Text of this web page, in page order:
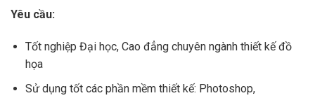
Yêu cầu:
Tốt nghiệp Đại học, Cao đẳng chuyên ngành thiết kế đồ
họa
Sử dụng tốt các phần mềm thiết kế: Photoshop,